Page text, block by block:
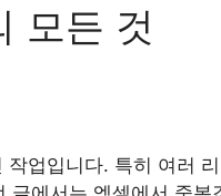
모든 것
업입니다. 특히 여러